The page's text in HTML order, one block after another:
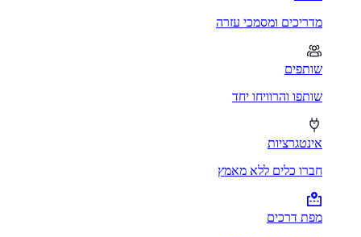
מדריכים ומסמכי עזרה
שותפים
שותפו והרוויחו יחד
אינטגרציות
חברו כלים ללא מאמץ
מפת דרכים